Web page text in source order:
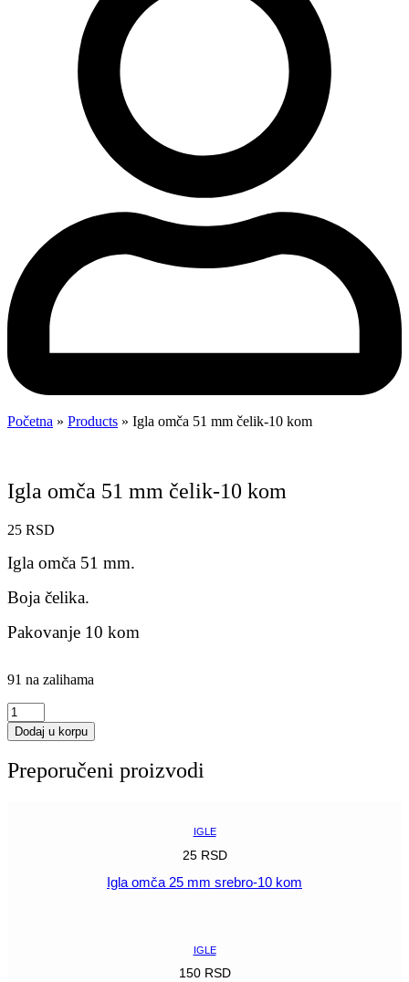
Početna » Products » Igla omča 51 mm čelik-10 kom
Igla omča 51 mm čelik-10 kom
25 RSD
Igla omča 51 mm.
Boja čelika.
Pakovanje 10 kom
91 na zalihama
Igla
omča
51
čelik-
Dodaj u korpu
Preporučeni proizvodi
IGLE
25 RSD
Igla omča 25 mm srebro-10 kom
IGLE
150 RSD